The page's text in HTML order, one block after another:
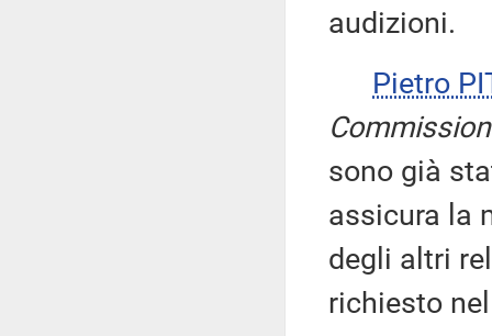
audizioni.
Pietro
sono già
assicura la
degli altri
richiesto